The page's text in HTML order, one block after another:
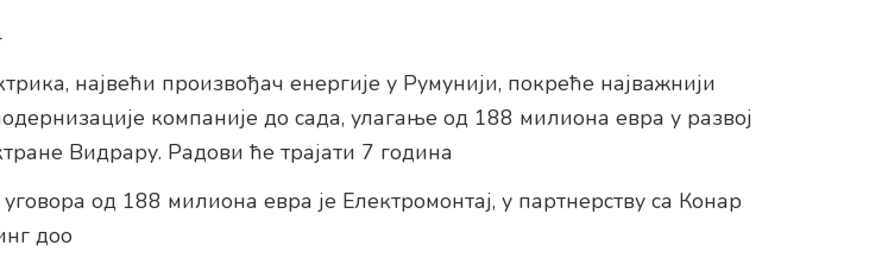
највећи произвођач енергије у Румунији, покреће најважнији
компаније до сада, улагање од 188 милиона евра у развој
Видрару. Радови ће трајати 7 година
од 188 милиона евра је Електромонтај, у партнерству са Конар
доо